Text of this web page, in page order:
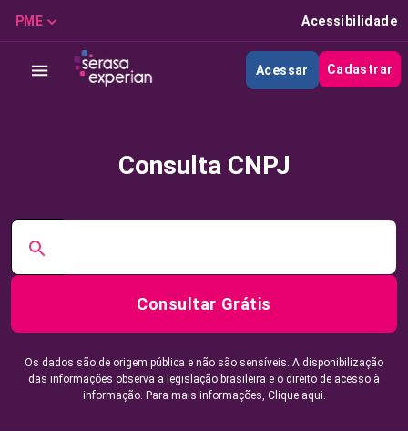
PME Acessibilidade
Acessar Cadastrar
Consulta CNPJ
Consultar Grátis
Os dados são de origem pública e não são sensíveis. A disponibilização
das informações observa a legislação brasileira e o direito de acesso à
informação. Para mais informações, Clique aqui.